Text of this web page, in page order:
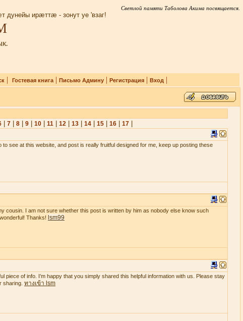
Светлой памяти Таболова Акима посвящается.
дунейы ирæттæ - зонут уе 'взаг!
| Гостевая книга| Письмо Админу| Регистрация| Вход |
| 7| 8| 9| 10| 11| 12| 13| 14| 15| 16| 17|
to see at this website, and post is really fruitful designed for me, keep up posting these
cousin. I am not sure whether this post is written by him as nobody else know such
Thanks! lsm99
piece of info. I’m happy that you simply shared this helpful information with us. Please stay
sharing. ทางเข้า lsm